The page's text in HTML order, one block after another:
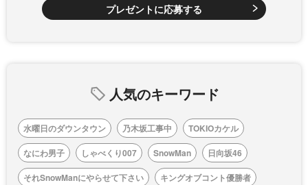
プレゼントに応募する
人気のキーワード
水曜日のダウンタウン 乃木坂工事中
TOKIOカケル
なにわ男子
しゃべくり007 SnowMan
日向坂46
それSnowManにやらせて下さい
キングオブコント優勝者